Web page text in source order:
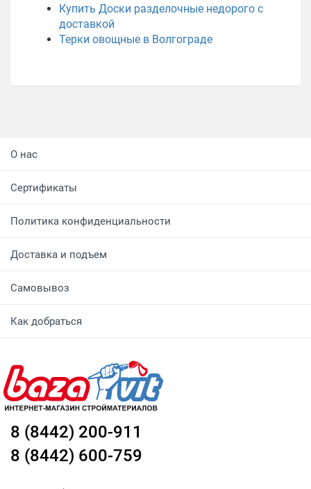
Купить Доски разделочные недорого с
доставкой
Терки овощные в Волгограде
О нас
Сертификаты
Политика конфиденциальности
Доставка и подъем
Самовывоз
Как добраться
8 (8442) 200-911
8 (8442) 600-759